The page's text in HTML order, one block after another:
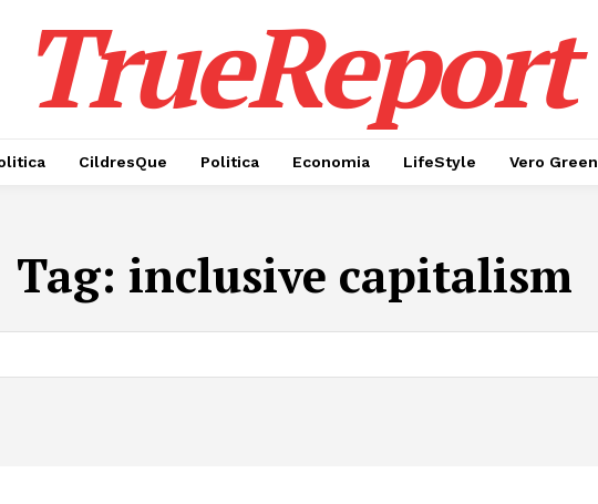
TrueReport
CildresQue Politica Economia LifeStyle Vero Green
Tag: inclusive capitalism